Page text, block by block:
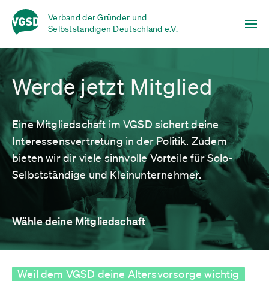
Verband der Gründer und
Selbstständigen Deutschland e.V.
Werde jetzt Mitglied
Eine Mitgliedschaft im VGSD sichert deine
Interessensvertretung in der Politik. Zudem
bieten wir dir viele sinnvolle Vorteile für Solo-
Selbstständige und Kleinunternehmer.
Wähle deine Mitgliedschaft
Weil dem VGSD deine Altersvorsorge wichtig